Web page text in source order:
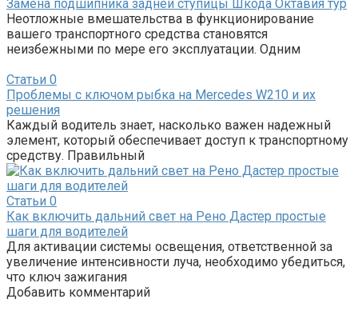
Замена подшипника задней ступицы Шкода Октавия тур
Неотложные вмешательства в функционирование
вашего транспортного средства становятся
неизбежными по мере его эксплуатации. Одним
Статьи 0
Проблемы с ключом рыбка на Mercedes W210 и их
решения
Каждый водитель знает, насколько важен надежный
элемент, который обеспечивает доступ к транспортному
средству. Правильный
Статьи 0
Как включить дальний свет на Рено Дастер простые
шаги для водителей
Для активации системы освещения, ответственной за
увеличение интенсивности луча, необходимо убедиться,
что ключ зажигания
Добавить комментарий